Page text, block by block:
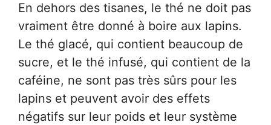
En dehors des tisanes, le thé ne doit pas
vraiment être donné à boire aux lapins.
Le thé glacé, qui contient beaucoup de
sucre, et le thé infusé, qui contient de la
caféine, ne sont pas très sûrs pour les
lapins et peuvent avoir des effets
négatifs sur leur poids et leur système